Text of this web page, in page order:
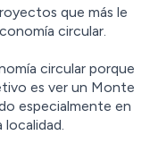
que más le
circular.
circular porque
es ver un Monte
especialmente en